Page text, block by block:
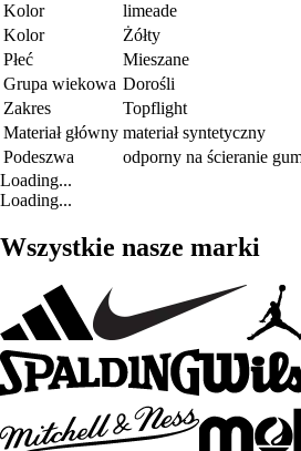
Kolor
limeade
Kolor
Żółty
Płeć
Mieszane
Grupa wiekowa Dorośli
Zakres
Topflight
Materiał główny materiał syntetyczny
Podeszwa
odporny na ścieranie
Loading...
Loading...
Wszystkie nasze marki